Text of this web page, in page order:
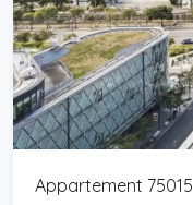
Appartement 75015